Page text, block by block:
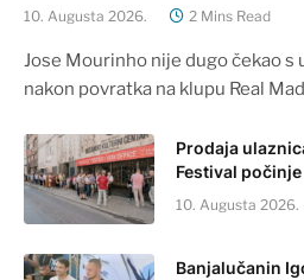
10. Augusta 2026. 2 Mins Read
Jose Mourinho nije dugo čekao
nakon povratka na klupu Real
Prodaja
Festival počinje
10. Augusta 2026.
Banjalučanin